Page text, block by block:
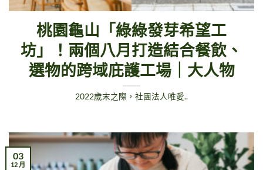
桃園龜山「綠綠發芽希望工
坊」！兩個八月打造結合餐飲、
選物的跨域庇護工場｜大人物
2022歲末之際，社團法人唯愛..
03
12 月